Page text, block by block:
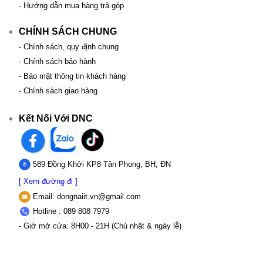
- Hướng dẫn mua hàng trả góp
CHÍNH SÁCH CHUNG
- Chính sách, quy định chung
- Chính sách bảo hành
- Bảo mật thông tin khách hàng
- Chính sách giao hàng
Kết Nối Với DNC
589 Đồng Khởi KP8 Tân Phong, BH, ĐN
[ Xem đường đi ]
Email: dongnaiit.vn@gmail.com
Hotline : 089 808 7979
- Giờ mở cửa: 8H00 - 21H (Chủ nhật & ngày lễ)